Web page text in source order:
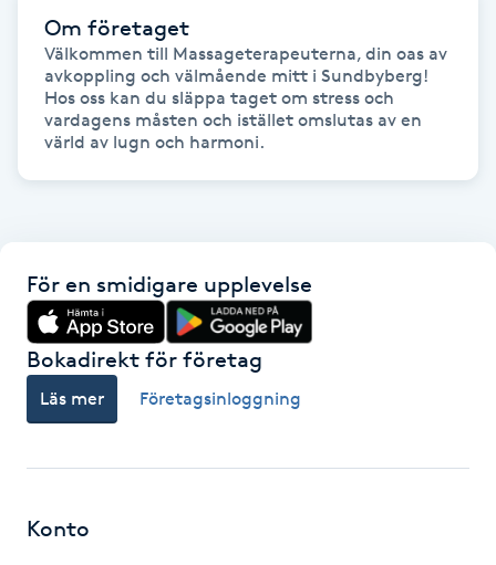
Fettreducering
Fibromassage
Fotsvamp
Fotvård
Fransar
Fransborttagning
Fransfärgning
Om företaget
Välkommen till Massageterapeuterna, din oas av
avkoppling och välmående mitt i Sundbyberg!
Hos oss kan du släppa taget om stress och
vardagens måsten och istället omslutas av en
värld av lugn och harmoni.
För en smidigare upplevelse
Bokadirekt för företag
Läs mer Företagsinloggning
Konto